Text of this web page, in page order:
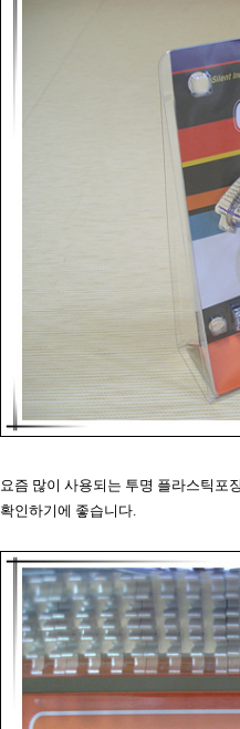
요즘 많이 사용되는 투명 플라스틱포
확인하기에 좋습니다.